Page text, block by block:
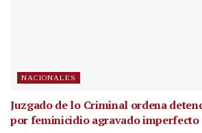
NACIONALES
Juzgado de lo Criminal ordena
por feminicidio agravado imperfecto